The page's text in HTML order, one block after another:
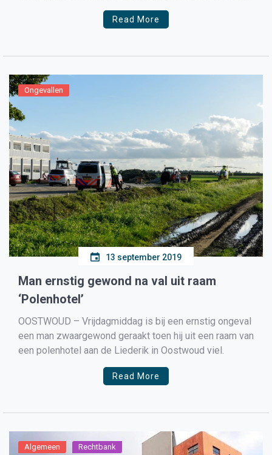
een éénzijdig ongeval uit zijn scootmobiel viel en op
straat belandde waar door hij verwondingen opliep.
Read More
Ongevallen
13 september 2019
Man ernstig gewond na val uit raam
‘Polenhotel’
OOSTWOUD – Vrijdagmiddag is bij een ernstig ongeval
een man zwaargewond geraakt toen hij uit een raam van
een polenhotel aan de Liederik in Oostwoud viel.
Read More
Algemeen Rechtbank